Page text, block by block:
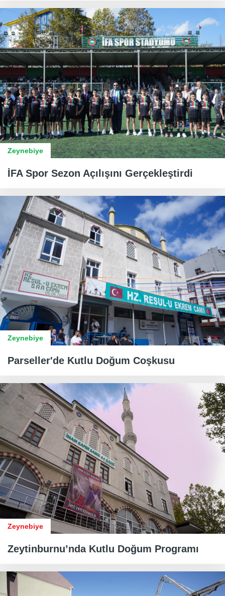
Zeynebiye
İFA Spor Sezon Açılışını Gerçekleştirdi
Zeynebiye
​​​​​​​Parseller'de Kutlu Doğum Coşkusu
Zeynebiye
Zeytinburnu’nda Kutlu Doğum Programı